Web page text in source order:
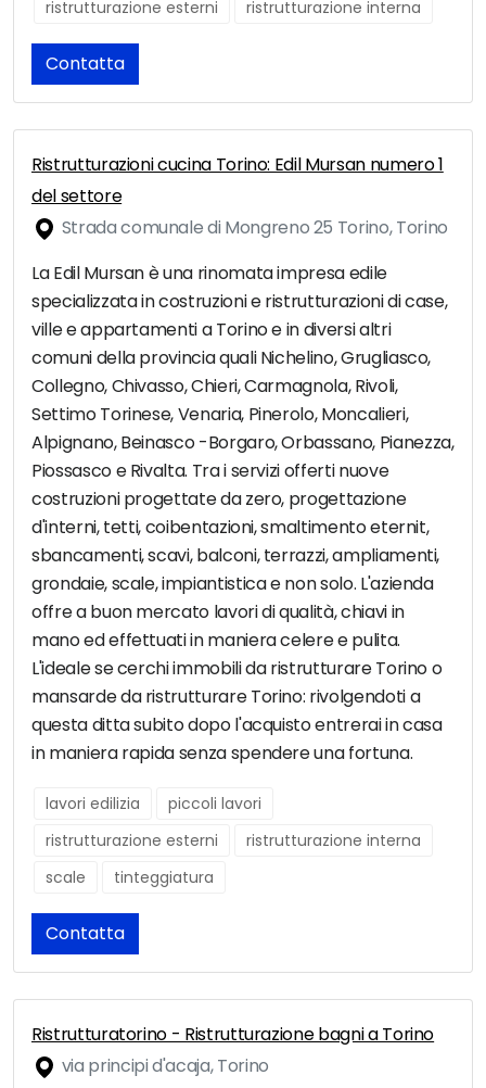
ristrutturazione esterni
ristrutturazione interna
Contatta
Ristrutturazioni cucina Torino: Edil Mursan numero 1
del settore
Strada comunale di Mongreno 25 Torino, Torino
La Edil Mursan è una rinomata impresa edile
specializzata in costruzioni e ristrutturazioni di case,
ville e appartamenti a Torino e in diversi altri
comuni della provincia quali Nichelino, Grugliasco,
Collegno, Chivasso, Chieri, Carmagnola, Rivoli,
Settimo Torinese, Venaria, Pinerolo, Moncalieri,
Alpignano, Beinasco -Borgaro, Orbassano, Pianezza,
Piossasco e Rivalta. Tra i servizi offerti nuove
costruzioni progettate da zero, progettazione
d'interni, tetti, coibentazioni, smaltimento eternit,
sbancamenti, scavi, balconi, terrazzi, ampliamenti,
grondaie, scale, impiantistica e non solo. L'azienda
offre a buon mercato lavori di qualità, chiavi in
mano ed effettuati in maniera celere e pulita.
L'ideale se cerchi immobili da ristrutturare Torino o
mansarde da ristrutturare Torino: rivolgendoti a
questa ditta subito dopo l'acquisto entrerai in casa
in maniera rapida senza spendere una fortuna.
lavori edilizia
piccoli lavori
ristrutturazione esterni
ristrutturazione interna
scale
tinteggiatura
Contatta
Ristrutturatorino - Ristrutturazione bagni a Torino
via principi d'acaja, Torino